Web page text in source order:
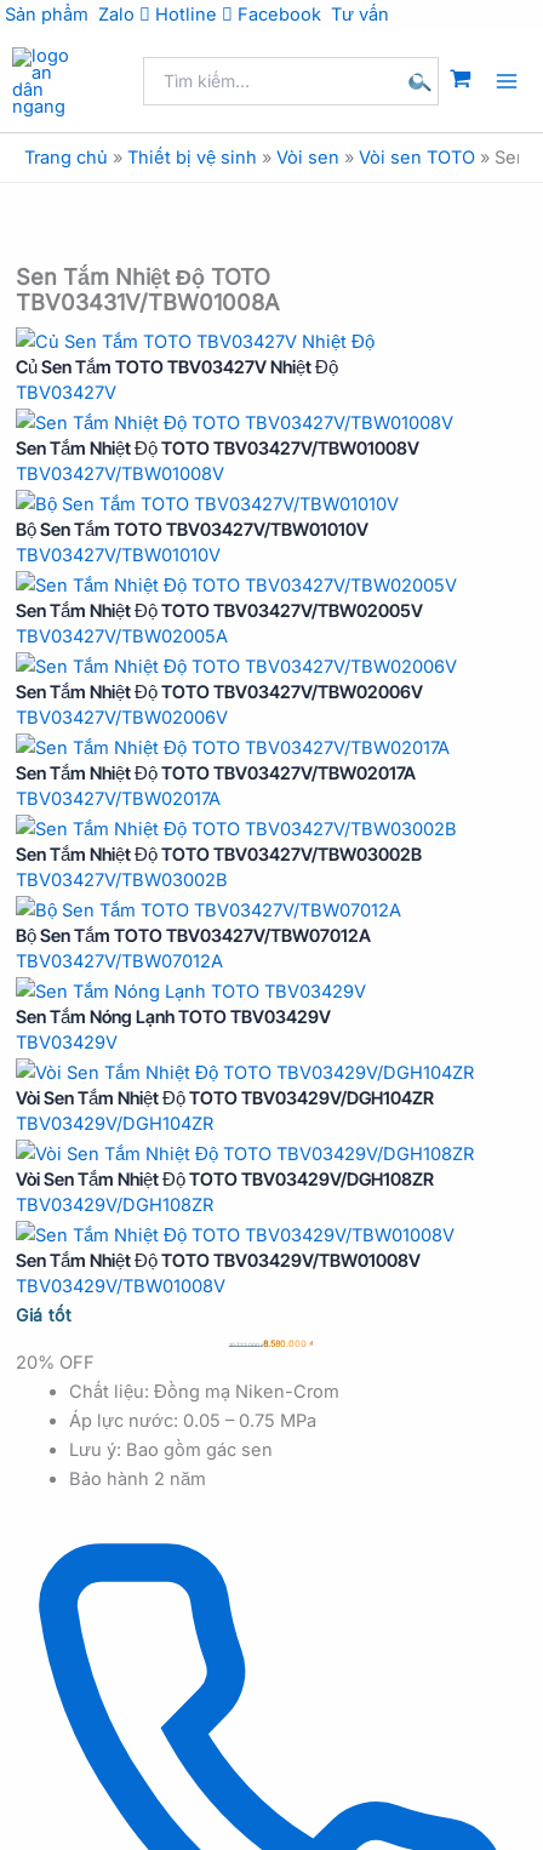
Sản phẩm Zalo Hotline Facebook Tư vấn
Nhảy
tới
nội
dung
kiếm:
kiếm
Trang chủ » Thiết bị vệ sinh » Vòi sen » Vòi sen TOTO » Sen
Sen Tắm Nhiệt Độ TOTO
TBV03431V/TBW01008A
Củ Sen Tắm TOTO TBV03427V Nhiệt Độ
TBV03427V
Sen Tắm Nhiệt Độ TOTO TBV03427V/TBW01008V
TBV03427V/TBW01008V
Bộ Sen Tắm TOTO TBV03427V/TBW01010V
TBV03427V/TBW01010V
Sen Tắm Nhiệt Độ TOTO TBV03427V/TBW02005V
TBV03427V/TBW02005A
Sen Tắm Nhiệt Độ TOTO TBV03427V/TBW02006V
TBV03427V/TBW02006V
Sen Tắm Nhiệt Độ TOTO TBV03427V/TBW02017A
TBV03427V/TBW02017A
Sen Tắm Nhiệt Độ TOTO TBV03427V/TBW03002B
TBV03427V/TBW03002B
Bộ Sen Tắm TOTO TBV03427V/TBW07012A
TBV03427V/TBW07012A
Sen Tắm Nóng Lạnh TOTO TBV03429V
TBV03429V
Vòi Sen Tắm Nhiệt Độ TOTO TBV03429V/DGH104ZR
TBV03429V/DGH104ZR
Vòi Sen Tắm Nhiệt Độ TOTO TBV03429V/DGH108ZR
TBV03429V/DGH108ZR
Sen Tắm Nhiệt Độ TOTO TBV03429V/TBW01008V
TBV03429V/TBW01008V
Giá tốt
10.722.000₫8.580.000₫
20% OFF
Chất liệu: Đồng mạ Niken-Crom
Áp lực nước: 0.05 – 0.75 MPa
Lưu ý: Bao gồm gác sen
Bảo hành 2 năm